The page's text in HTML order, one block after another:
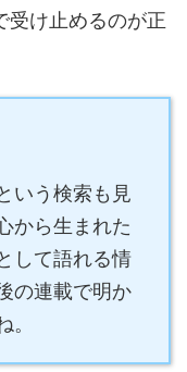
受け止めるのが正
いう検索も見
から生まれた
して語れる情
の連載で明か